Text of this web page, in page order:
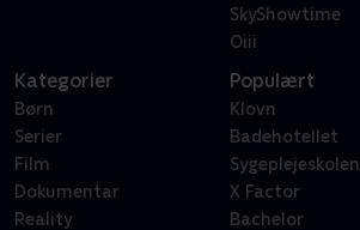
SkyShowtime
Oiii
Kategorier
Børn
Serier
Film
Dokumentar
Reality
Populært
Klovn
Badehotellet
Sygeplejeskolen
X Factor
Bachelor